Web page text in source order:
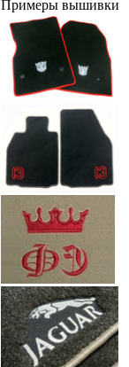
Примеры вышивки